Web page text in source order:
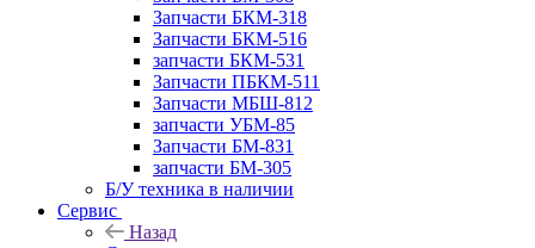
Запчасти БКМ-318
Запчасти БКМ-516
запчасти БКМ-531
Запчасти ПБКМ-511
Запчасти МБШ-812
запчасти УБМ-85
Запчасти БМ-831
запчасти БМ-305
Б/У техника в наличии
Сервис
Назад